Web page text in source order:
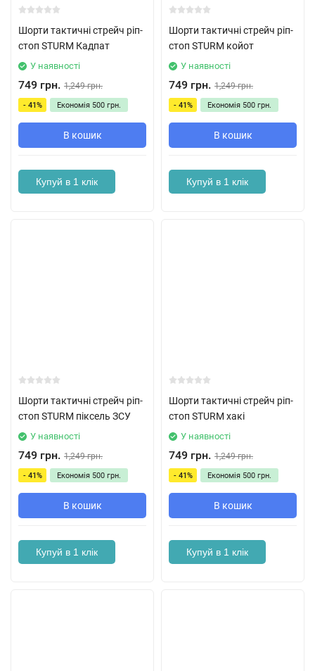
Шорти тактичні стрейч ріп-
стоп STURM Кадпат
У наявності
749 грн. 1,249 грн.
- 41% Економія 500 грн.
В кошик
Купуй в 1 клік
Шорти тактичні стрейч ріп-
стоп STURM койот
У наявності
749 грн. 1,249 грн.
- 41% Економія 500 грн.
В кошик
Купуй в 1 клік
Шорти тактичні стрейч ріп-
стоп STURM піксель ЗСУ
У наявності
749 грн. 1,249 грн.
- 41% Економія 500 грн.
В кошик
Купуй в 1 клік
Шорти тактичні стрейч ріп-
стоп STURM хакі
У наявності
749 грн. 1,249 грн.
- 41% Економія 500 грн.
В кошик
Купуй в 1 клік